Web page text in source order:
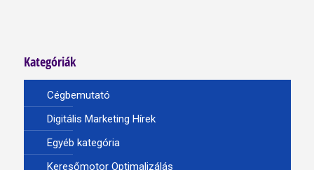
Kategóriák
Cégbemutató
Digitális Marketing Hírek
Egyéb kategória
Keresőmotor Optimalizálás